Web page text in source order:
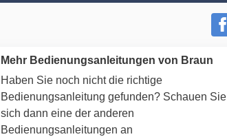
Mehr Bedienungsanleitungen von Braun
Haben Sie noch nicht die richtige
Bedienungsanleitung gefunden? Schauen Sie
sich dann eine der anderen
Bedienungsanleitungen an